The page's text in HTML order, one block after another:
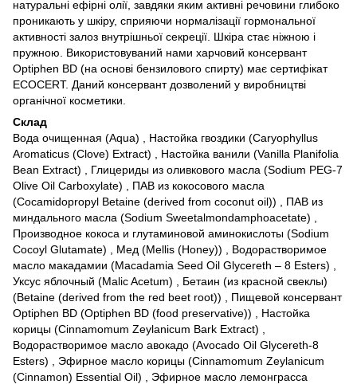
натуральні ефірні олії, завдяки яким активні речовини глибоко
проникають у шкіру, сприяючи нормалізації гормональної
активності залоз внутрішньої секреції. Шкіра стає ніжною і
пружною. Використовуваний нами харчовий консервант
Optiphen BD (на основі бензилового спирту) має сертифікат
ЕСОСЕRT. Даний консервант дозволений у виробництві
органічної косметики.
Склад
Вода очищенная (Aqua) , Настойка гвоздики (Caryophyllus
Aromaticus (Clove) Extract) , Настойка ванили (Vanilla Planifolia
Bean Extract) , Глицериды из оливкового масла (Sodium PEG-7
Olive Oil Carboxylate) , ПАВ из кокосового масла
(Cocamidopropyl Betaine (derived from coconut oil)) , ПАВ из
миндального масла (Sodium Sweetalmondamphoacetate) ,
Производное кокоса и глутаминовой аминокислоты (Sodium
Cocoyl Glutamate) , Мед (Mellis (Honey)) , Водорастворимое
масло макадамии (Macadamia Seed Oil Glycereth – 8 Esters) ,
Уксус яблочный (Malic Acetum) , Бетаин (из красной свеклы)
(Betaine (derived from the red beet root)) , Пищевой консервант
Optiphen BD (Optiphen BD (food preservative)) , Настойка
корицы (Cinnamomum Zeylanicum Bark Extract) ,
Водорастворимое масло авокадо (Avocado Oil Glycereth-8
Esters) , Эфирное масло корицы (Cinnamomum Zeylanicum
(Cinnamon) Essential Oil) , Эфирное масло лемонграсса